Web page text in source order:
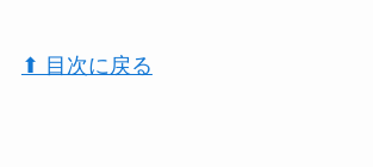
⬆︎ 目次に戻る